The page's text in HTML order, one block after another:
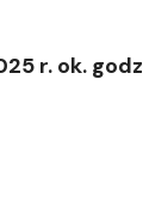
r. ok.